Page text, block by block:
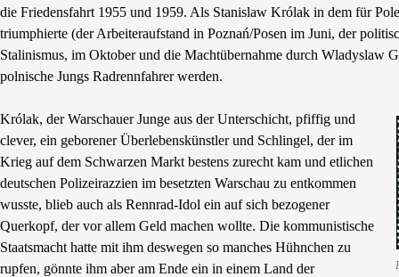
die Friedensfahrt 1955 und 1959. Als Stanislaw Królak in dem für
triumphierte (der Arbeiteraufstand in Poznań/Posen im Juni, der
Stalinismus, im Oktober und die Machtübernahme durch Wladyslaw
polnische Jungs Radrennfahrer werden.
Królak, der Warschauer Junge aus der Unterschicht, pfiffig und
clever, ein geborener Überlebenskünstler und Schlingel, der im
Krieg auf dem Schwarzen Markt bestens zurecht kam und etlichen
deutschen Polizeirazzien im besetzten Warschau zu entkommen
wusste, blieb auch als Rennrad-Idol ein auf sich bezogener
Querkopf, der vor allem Geld machen wollte. Die kommunistische
Staatsmacht hatte mit ihm deswegen so manches Hühnchen zu
rupfen, gönnte ihm aber am Ende ein in einem Land der